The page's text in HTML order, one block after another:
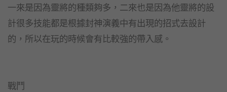
一來是因為靈將的種類夠多，二來也是因為他靈將的設
計很多技能都是根據封神演義中有出現的招式去設計
的，所以在玩的時候會有比較強的帶入感。
戰鬥